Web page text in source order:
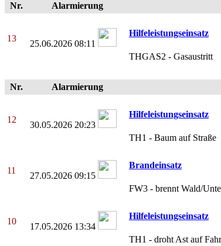
Nr.
Alarmierung
13
25.06.2026 08:11
Hilfeleistungseinsatz
THGAS2 - Gasaustritt
Nr.
Alarmierung
12
30.05.2026 20:23
Hilfeleistungseinsatz
TH1 - Baum auf Straße
11
27.05.2026 09:15
Brandeinsatz
FW3 - brennt Wald/
10
17.05.2026 13:34
Hilfeleistungseinsatz
TH1 - droht Ast auf